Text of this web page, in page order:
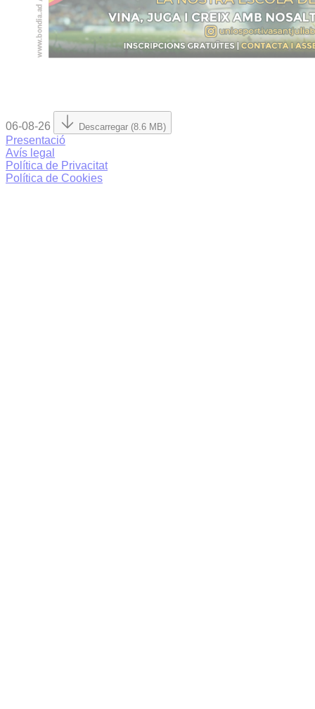
06-08-26 Descarregar (8.6 MB)
Presentació
Avís legal
Política de Privacitat
Política de Cookies